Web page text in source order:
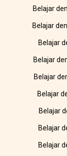
Belajar
Belajar
Belajar
Belajar
Belajar
Belajar
Belajar
Belajar
Belajar